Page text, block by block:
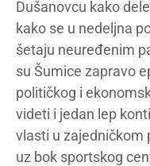
Dušanovcu kako
kako se u nedeljna
šetaju neuređenim
su Šumice zapravo
političkog i
videti i jedan lep
vlasti u zajedničkom
uz bok sportskog